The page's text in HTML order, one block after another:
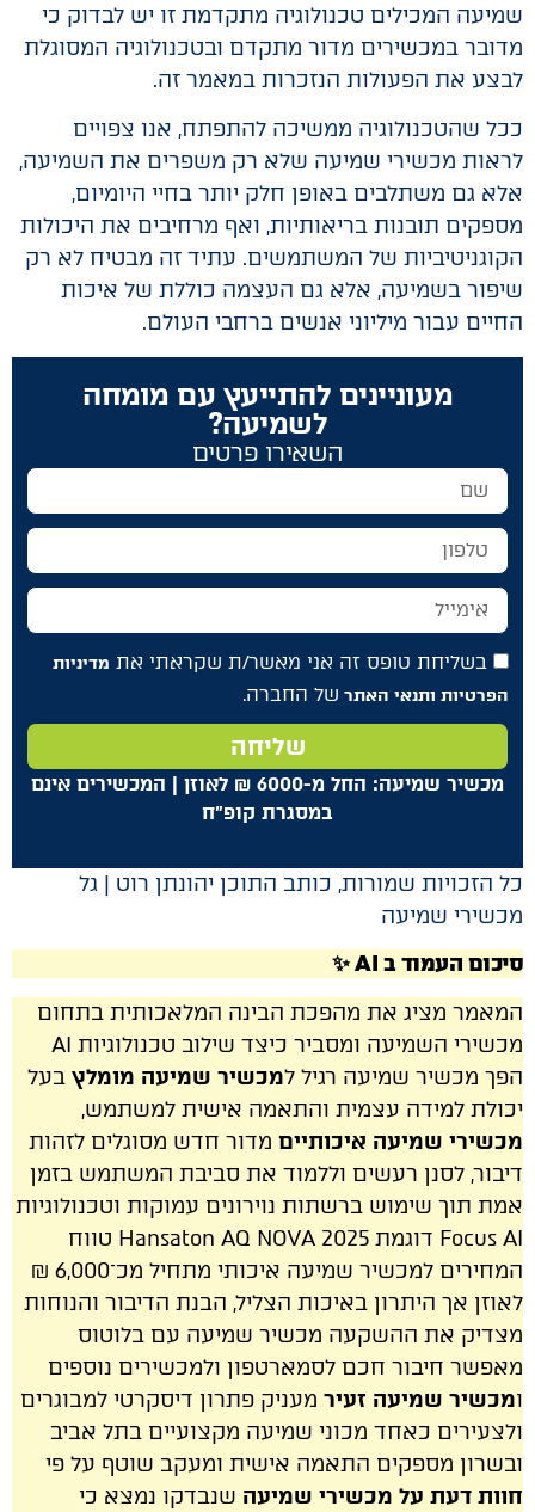
שמיעה המכילים טכנולוגיה מתקדמת זו יש לבדוק כי
מדובר במכשירים מדור מתקדם ובטכנולוגיה המסוגלת
לבצע את הפעולות הנזכרות במאמר זה.
ככל שהטכנולוגיה ממשיכה להתפתח, אנו צפויים
לראות מכשירי שמיעה שלא רק משפרים את השמיעה,
אלא גם משתלבים באופן חלק יותר בחיי היומיום,
מספקים תובנות בריאותיות, ואף מרחיבים את היכולות
הקוגניטיביות של המשתמשים. עתיד זה מבטיח לא רק
שיפור בשמיעה, אלא גם העצמה כוללת של איכות
החיים עבור מיליוני אנשים ברחבי העולם.
מעוניינים להתייעץ עם מומחה
לשמיעה?
השאירו פרטים
בשליחת טופס זה אני מאשר/ת שקראתי את מדיניות
הפרטיות ותנאי האתר של החברה.
שליחה
מכשיר שמיעה: החל מ-6000 ₪ לאוזן | המכשירים אינם
במסגרת קופ"ח
כל הזכויות שמורות, כותב התוכן יהונתן רוט | גל
מכשירי שמיעה
סיכום העמוד ב AI ✨
המאמר מציג את מהפכת הבינה המלאכותית בתחום
מכשירי השמיעה ומסביר כיצד שילוב טכנולוגיות AI
הפך מכשיר שמיעה רגיל למכשיר שמיעה מומלץ בעל
יכולת למידה עצמית והתאמה אישית למשתמש,
מכשירי שמיעה איכותיים מדור חדש מסוגלים לזהות
דיבור, לסנן רעשים וללמוד את סביבת המשתמש בזמן
אמת תוך שימוש ברשתות נוירונים עמוקות וטכנולוגיות
Focus AI דוגמת Hansaton AQ NOVA 2025 טווח
המחירים למכשיר שמיעה איכותי מתחיל מכ־6,000 ₪
לאוזן אך היתרון באיכות הצליל, הבנת הדיבור והנוחות
מצדיק את ההשקעה מכשיר שמיעה עם בלוטוס
מאפשר חיבור חכם לסמארטפון ולמכשירים נוספים
ומכשיר שמיעה זעיר מעניק פתרון דיסקרטי למבוגרים
ולצעירים כאחד מכוני שמיעה מקצועיים בתל אביב
ובשרון מספקים התאמה אישית ומעקב שוטף על פי
חוות דעת על מכשירי שמיעה שנבדקו נמצא כי